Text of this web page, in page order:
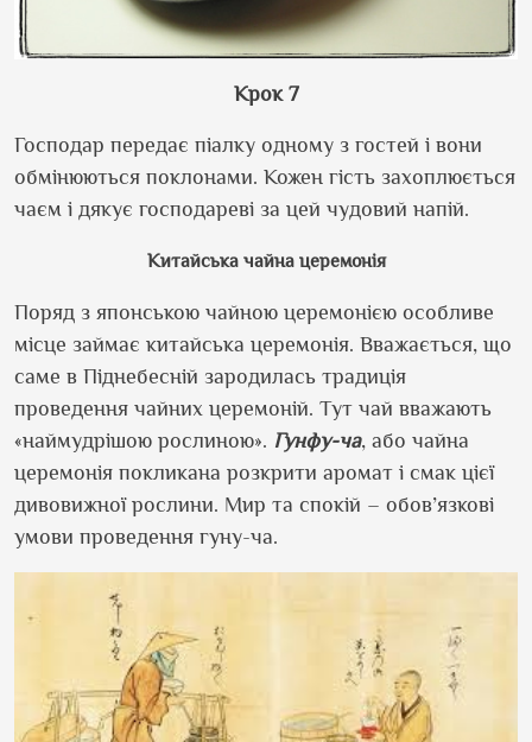
Крок 7
Господар передає піалку одному з гостей і вони
обмінюються поклонами. Кожен гість захоплюється
чаєм і дякує господареві за цей чудовий напій.
Китайська чайна церемонія
Поряд з японською чайною церемонією особливе
місце займає китайська церемонія. Вважається, що
саме в Піднебесній зародилась традиція
проведення чайних церемоній. Тут чай вважають
«наймудрішою рослиною». Гунфу-ча, або чайна
церемонія покликана розкрити аромат і смак цієї
дивовижної рослини. Мир та спокій – обов’язкові
умови проведення гуну-ча.